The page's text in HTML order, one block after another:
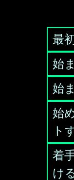
最
始
始
始
ト
着
け